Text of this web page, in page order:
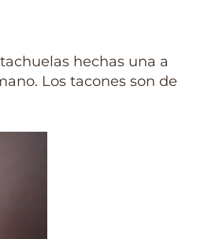
hechas una a
Los tacones son de